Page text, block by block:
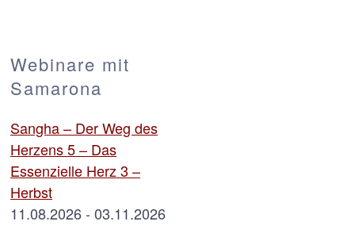
Webinare mit
Samarona
Sangha – Der Weg des
Herzens 5 – Das
Essenzielle Herz 3 –
Herbst
11.08.2026 - 03.11.2026